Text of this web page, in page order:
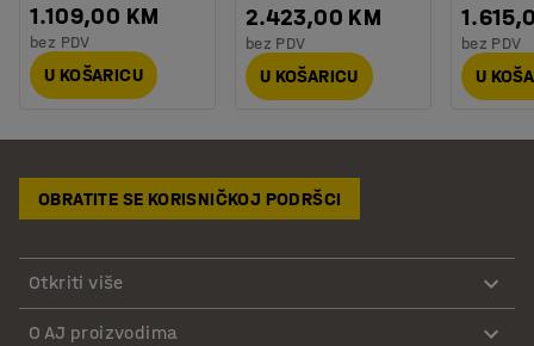
1.109,00 KM
bez PDV
U KOŠARICU
2.423,00 KM
bez PDV
U KOŠARICU
bez PDV
U
OBRATITE SE KORISNIČKOJ PODRŠCI
Otkriti više
O AJ proizvodima